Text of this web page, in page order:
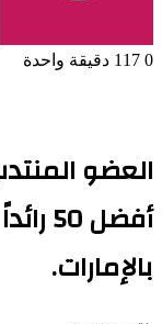
0
دقيقة واحدة
العضو
بالإمارات.